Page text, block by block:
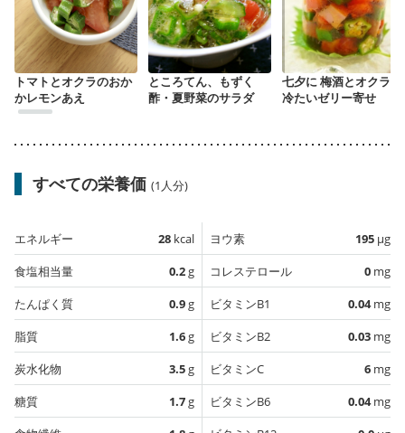
トマトとオクラのおか
かレモンあえ
ところてん、もずく
酢・夏野菜のサラダ
七夕に 梅酒とオクラの
冷たいゼリー寄せ
すべての栄養価 (1人分)
エネルギー 28 kcal
食塩相当量
0.2g
たんぱく質
0.9g
脂質
1.6g
炭水化物
3.5g
糖質
1.7g
ヨウ素 195 µg
コレステロール
0 mg
ビタミンB1
0.04mg
ビタミンB2
0.03 mg
ビタミンC
6 mg
ビタミンB6
0.04mg